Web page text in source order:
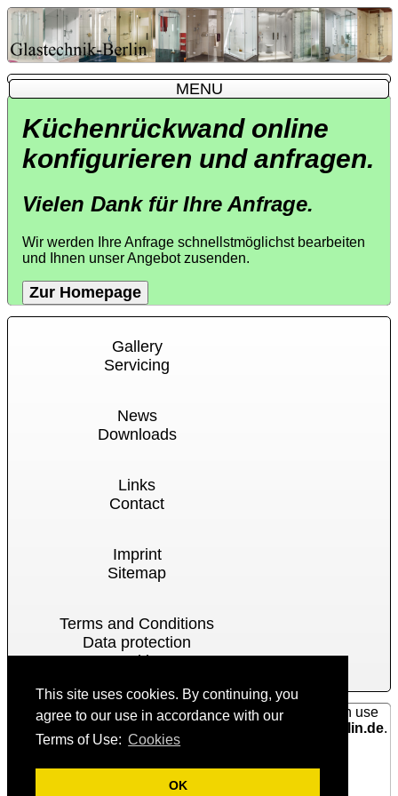
This site uses cookies. By continuing, you
agree to our use in accordance with our
Terms of Use: Cookies
OK
MENU
MENU
Küchenrückwand online
konfigurieren und anfragen.
Vielen Dank für Ihre Anfrage.
Wir werden Ihre Anfrage schnellstmöglichst bearbeiten
und Ihnen unser Angebot zusenden.
Zur Homepage
Gallery
Servicing
News
Downloads
Links
Contact
Imprint
Sitemap
Terms and Conditions
Data protection
Cookies
For your repair, project plans and news to us you can use
our contact form or email us at
info@glastechnik-berlin.de.
Glastechnik-Berlin, Dove Str.7, 10587 Berlin
Share this page with: